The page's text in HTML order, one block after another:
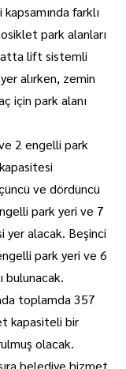
farklı
park alanları
lift sistemli
alırken, zemin
için park alanı
2 engelli park
ve dördüncü
park yeri ve 7
alacak. Beşinci
park yeri ve 6
bulunacak.
toplamda 357
kapasiteli bir
olacak.
belediye hizmet